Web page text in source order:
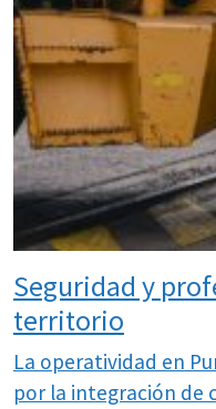
Seguridad y
territorio
La operatividad en
por la integración de